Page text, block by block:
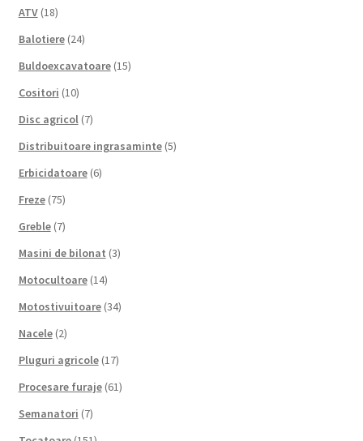
ATV (18)
Balotiere (24)
Buldoexcavatoare (15)
Cositori (10)
Disc agricol (7)
Distribuitoare ingrasaminte (5)
Erbicidatoare (6)
Freze (75)
Greble (7)
Masini de bilonat (3)
Motocultoare (14)
Motostivuitoare (34)
Nacele (2)
Pluguri agricole (17)
Procesare furaje (61)
Semanatori (7)